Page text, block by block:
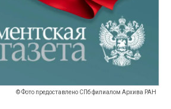
© Фото предоставлено СПб филиалом Архива РАН